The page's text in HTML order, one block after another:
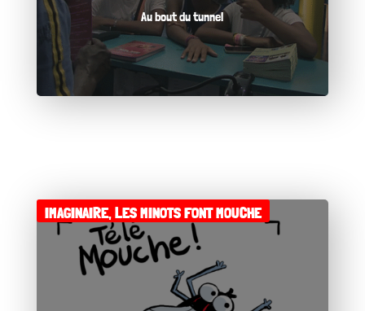
Au bout du tunnel
IMAGINAIRE,LES MINOTS FONT MOUCHE